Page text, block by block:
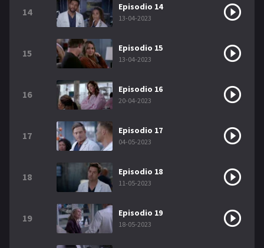
14 Episodio 14
13-04-2023
15 Episodio 15
13-04-2023
16 Episodio 16
20-04-2023
17 Episodio 17
04-05-2023
18 Episodio 18
11-05-2023
19 Episodio 19
18-05-2023